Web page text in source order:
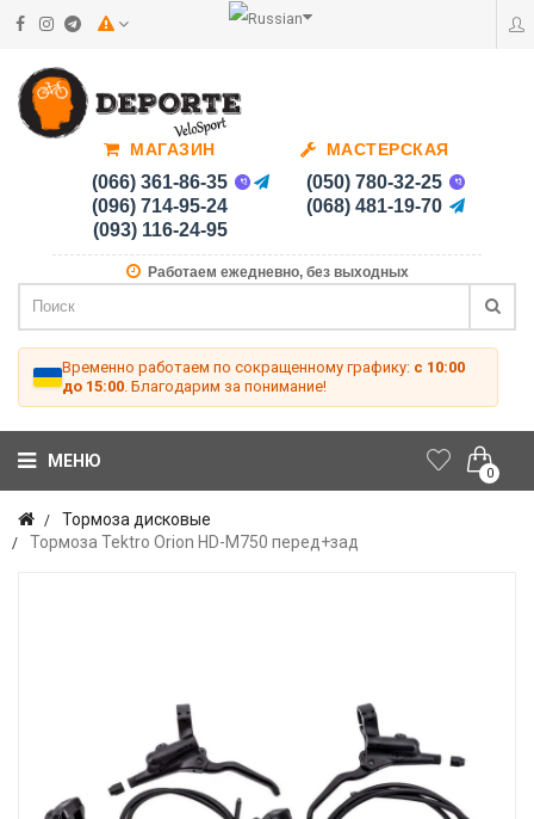
МАГАЗИН
(066) 361-86-35
(096) 714-95-24
(093) 116-24-95
МАСТЕРСКАЯ
(050) 780-32-25
(068) 481-19-70
Работаем ежедневно, без выходных
Временно работаем по сокращенному графику: с 10:00
до 15:00 . Благодарим за понимание!
0
МЕНЮ
Тормоза дисковые
Тормоза Tektro Orion HD-M750 перед+зад